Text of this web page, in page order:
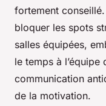
fortement
bloquer les spots
salles équipées,
le temps à l’équipe
communication
de la motivation.